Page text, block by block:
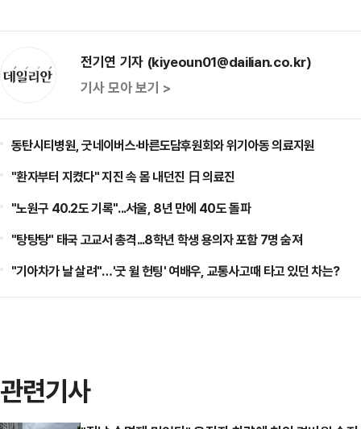
전기연 기자 (kiyeoun01@dailian.co.kr)
기사 모아 보기 >
동탄시티병원, 굿네이버스·바른도담후원회와 위기아동 의료지원
"환자부터 지켰다" 지진 속 몸 내던진 日 의료진
"노원구 40.2도 기록"...서울, 8년 만에 40도 돌파
"탕탕탕" 태국 고교서 총격...8학년 학생 용의자 포함 7명 숨져
"기아차가 날 살려"…'굿 윌 헌팅' 여배우, 교통사고때 타고 있던 차는?
관련기사